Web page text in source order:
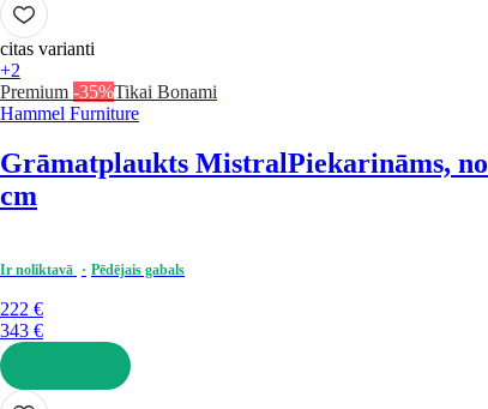
citas varianti
+2
Premium -35%Tikai Bonami
Hammel Furniture
Grāmatplaukts MistralPiekarināms,
cm
Ir noliktavā Pēdējais gabals
222 €
343 €
LIKT GROZĀ